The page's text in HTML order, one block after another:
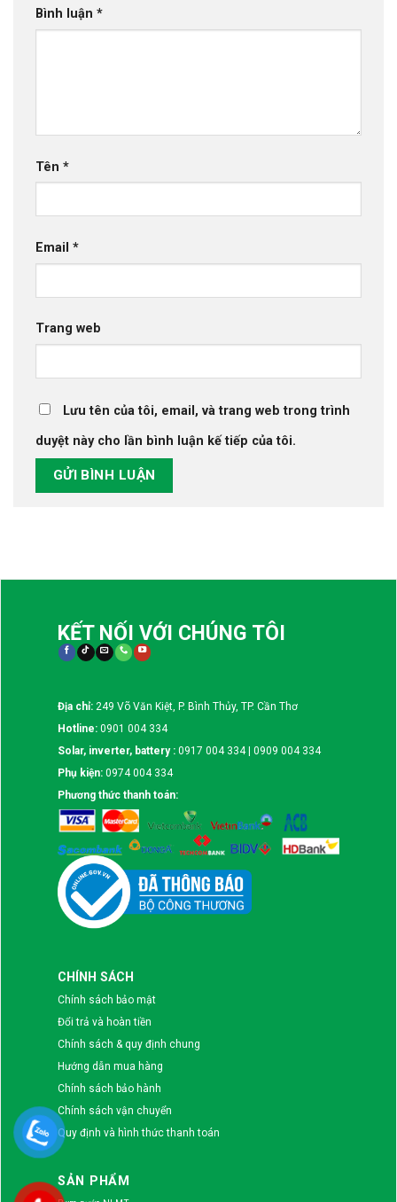
Bình luận *
Tên *
Email *
Trang web
Lưu tên của tôi, email, và trang web trong trình
duyệt này cho lần bình luận kế tiếp của tôi.
KẾT NỐI VỚI CHÚNG TÔI
Địa chỉ: 249 Võ Văn Kiệt, P. Bình Thủy, TP. Cần Thơ
Hotline: 0901 004 334
Solar, inverter, battery : 0917 004 334 | 0909 004 334
Phụ kiện: 0974 004 334
Phương thức thanh toán:
CHÍNH SÁCH
Chính sách bảo mật
Đổi trả và hoàn tiền
Chính sách & quy định chung
Hướng dẫn mua hàng
Chính sách bảo hành
Chính sách vận chuyển
Quy định và hình thức thanh toán
SẢN PHẨM